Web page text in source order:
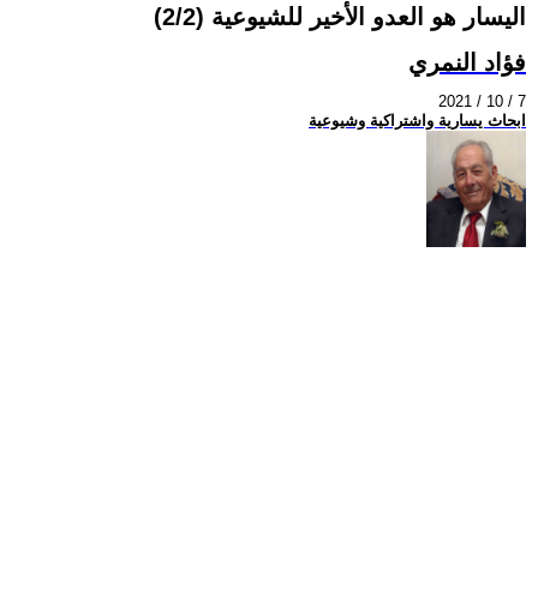
اليسار هو العدو الأخير للشيوعية (2/2)
فؤاد النمري
2021 / 10 / 7
ابحاث يسارية واشتراكية وشيوعية